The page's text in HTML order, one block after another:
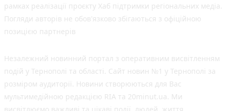
рамках реалізації проєкту Хаб підтримки регіональних медіа.
Погляди авторів не обов'язково збігаються з офіційною
позицією партнерів
Незалежний новинний портал з оперативним висвітленням
подій у Тернополі та області. Сайт новин №1 у Тернополі за
розміром аудиторії. Новини створюються для Вас
мультимедійною редакцією RIA та 20minut.ua. Ми
висвітлюємо важливі та цікаві події, людей, життя